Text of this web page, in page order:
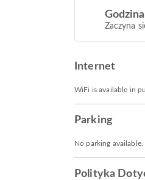
Zaczyna
Internet
WiFi is available in
Parking
No parking available.
Polityka